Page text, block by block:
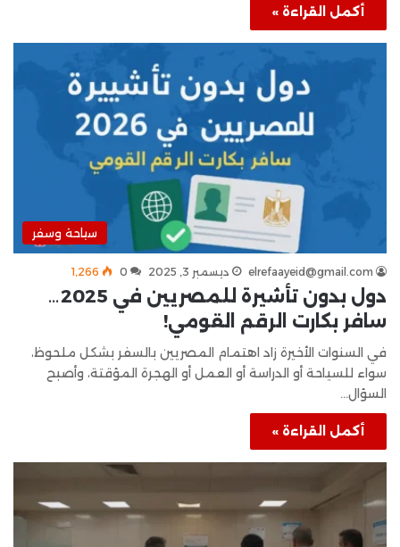
أكمل القراءة »
سياحة وسفر
elrefaayeid@gmail.com ديسمبر 3, 2025 0 1٬266
دول بدون تأشيرة للمصريين في 2025…
سافر بكارت الرقم القومي!
في السنوات الأخيرة زاد اهتمام المصريين بالسفر بشكل ملحوظ،
سواء للسياحة أو الدراسة أو العمل أو الهجرة المؤقتة، وأصبح
السؤال…
أكمل القراءة »